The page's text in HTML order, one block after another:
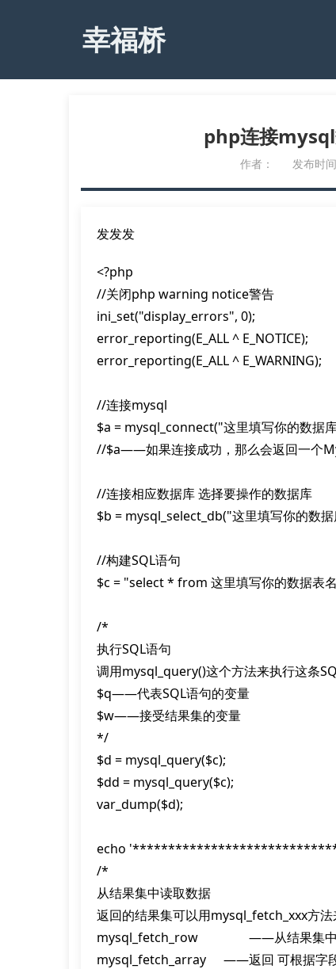
幸福桥
php连接mysql
作者： 发布时
发发发
<?php
//关闭php warning notice警告
ini_set("display_errors", 0);
error_reporting(E_ALL ^ E_NOTICE);
error_reporting(E_ALL ^ E_WARNING);
//连接mysql
$a = mysql_connect("这里填写你的数据
//$a——如果连接成功，那么会返回一个
//连接相应数据库 选择要操作的数据库
$b = mysql_select_db("这里填写你的数
//构建SQL语句
$c = "select * from 这里填写你的数据表
/*
执行SQL语句
调用mysql_query()这个方法来执行这条
$q——代表SQL语句的变量
$w——接受结果集的变量
*/
$d = mysql_query($c);
$dd = mysql_query($c);
var_dump($d);
echo
/*
从结果集中读取数据
返回的结果集可以用mysql_fetch_xxx方法
mysql_fetch_row		——从结果集中逐条读取数据  返回数组
mysql_fetch_array	——返回 可根据字段返回